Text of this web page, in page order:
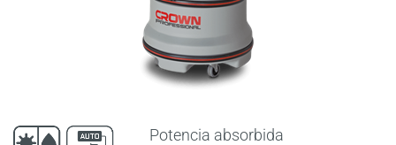
Potencia absorbida